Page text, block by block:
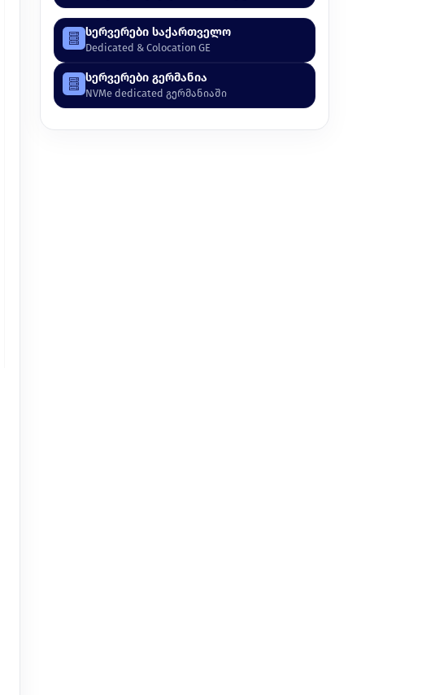
სერვერები საქართველო
Dedicated & Colocation GE
სერვერები გერმანია
NVMe dedicated გერმანიაში